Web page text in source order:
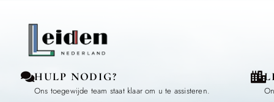
HULP NODIG?
Ons toegewijde team staat klaar om u te assisteren.